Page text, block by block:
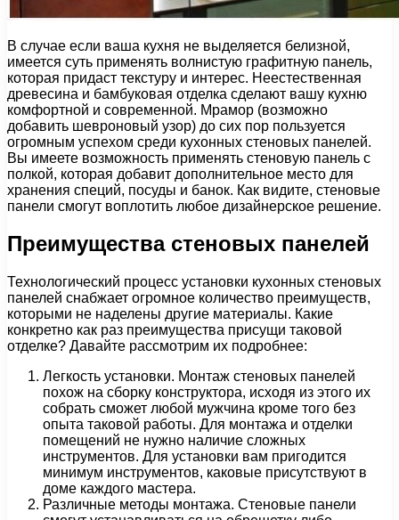
В случае если ваша кухня не выделяется белизной,
имеется суть применять волнистую графитную панель,
которая придаст текстуру и интерес. Неестественная
древесина и бамбуковая отделка сделают вашу кухню
комфортной и современной. Мрамор (возможно
добавить шевроновый узор) до сих пор пользуется
огромным успехом среди кухонных стеновых панелей.
Вы имеете возможность применять стеновую панель с
полкой, которая добавит дополнительное место для
хранения специй, посуды и банок. Как видите, стеновые
панели смогут воплотить любое дизайнерское решение.
Преимущества стеновых панелей
Технологический процесс установки кухонных стеновых
панелей снабжает огромное количество преимуществ,
которыми не наделены другие материалы. Какие
конкретно как раз преимущества присущи таковой
отделке? Давайте рассмотрим их подробнее:
Легкость установки. Монтаж стеновых панелей
похож на сборку конструктора, исходя из этого их
собрать сможет любой мужчина кроме того без
опыта таковой работы. Для монтажа и отделки
помещений не нужно наличие сложных
инструментов. Для установки вам пригодится
минимум инструментов, каковые присутствуют в
доме каждого мастера.
Различные методы монтажа. Стеновые панели